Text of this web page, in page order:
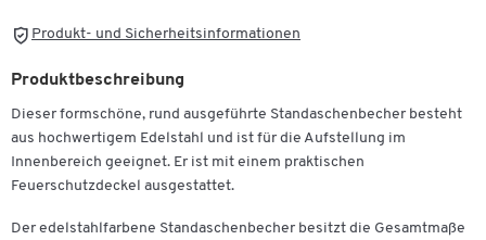
Produkt- und Sicherheitsinformationen
Produktbeschreibung
Dieser formschöne, rund ausgeführte Standaschenbecher besteht
aus hochwertigem Edelstahl und ist für die Aufstellung im
Innenbereich geeignet. Er ist mit einem praktischen
Feuerschutzdeckel ausgestattet.
Der edelstahlfarbene Standaschenbecher besitzt die Gesamtmaße